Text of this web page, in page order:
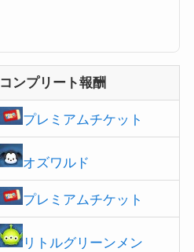
コンプリート報酬
プレミアムチケット
オズワルド
プレミアムチケット
リトルグリーンメン